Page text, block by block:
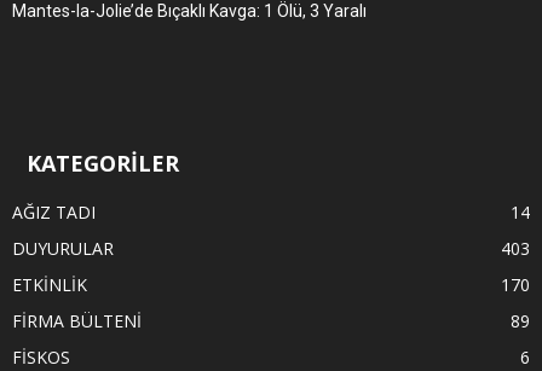
Mantes-la-Jolie’de Bıçaklı Kavga: 1 Ölü, 3 Yaralı
KATEGORİLER
AĞIZ TADI
14
DUYURULAR
403
ETKİNLİK
170
FİRMA BÜLTENİ
89
FİSKOS
6